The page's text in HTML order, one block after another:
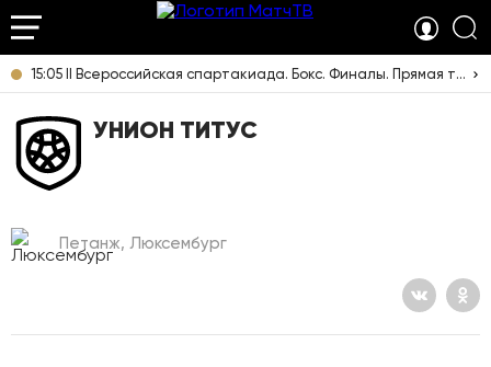
15:05 II Всероссийская спартакиада. Бокс. Финалы. Прямая трансляция из Челябинска
УНИОН ТИТУС
Петанж, Люксембург